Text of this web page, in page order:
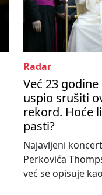
Radar
Već 23
uspio srušiti
rekord. Hoće
pasti?
Najavljeni
Perkovića
već se opisuje